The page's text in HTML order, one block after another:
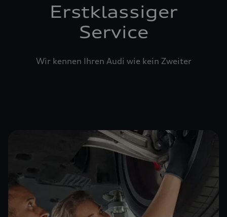
Erstklassiger
Service
Wir kennen Ihren Audi wie kein Zweiter